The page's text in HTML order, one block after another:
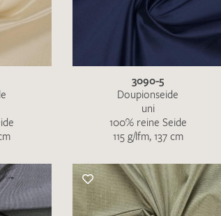
3090-5
Doupionseide
uni
100% reine Seide
115 g/lfm, 137 cm